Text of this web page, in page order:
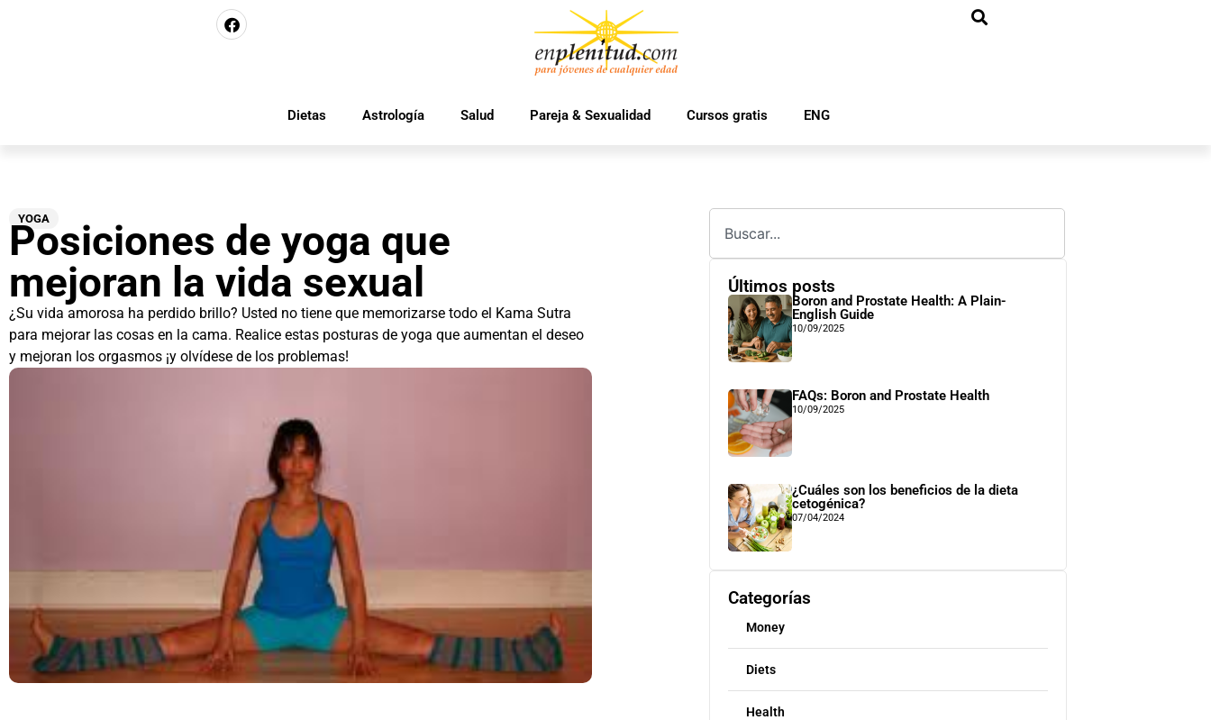
Dietas Astrología Salud Pareja & Sexualidad Cursos gratis ENG
YOGA
Posiciones de yoga que
mejoran la vida sexual
¿Su vida amorosa ha perdido brillo? Usted no tiene que memorizarse todo el Kama Sutra
para mejorar las cosas en la cama. Realice estas posturas de yoga que aumentan el deseo
y mejoran los orgasmos ¡y olvídese de los problemas!
Últimos posts
Boron and Prostate Health: A Plain-
English Guide
10/09/2025
FAQs: Boron and Prostate Health
10/09/2025
¿Cuáles son los beneficios de la dieta
cetogénica?
07/04/2024
Categorías
Money
Diets
Health